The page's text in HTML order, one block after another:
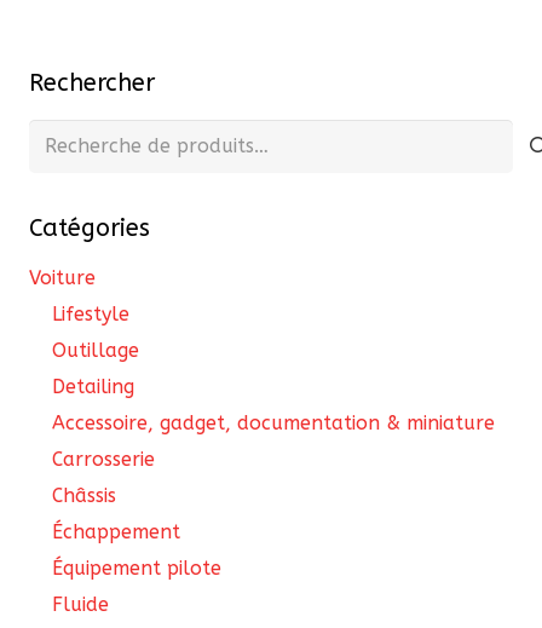
Rechercher
Recherche
Catégories
Voiture
Lifestyle
Outillage
Detailing
Accessoire, gadget, documentation & miniature
Carrosserie
Châssis
Échappement
Équipement pilote
Fluide